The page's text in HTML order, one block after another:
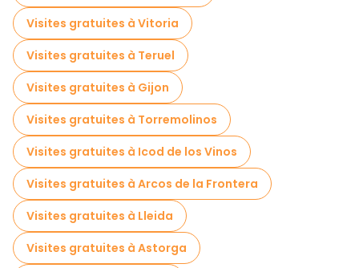
Visites gratuites à Vitoria
Visites gratuites à Teruel
Visites gratuites à Gijon
Visites gratuites à Torremolinos
Visites gratuites à Icod de los Vinos
Visites gratuites à Arcos de la Frontera
Visites gratuites à Lleida
Visites gratuites à Astorga